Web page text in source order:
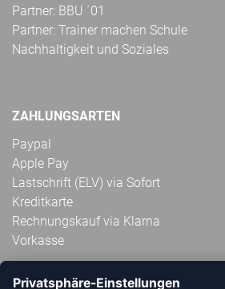
Partner: BBU ´01
Partner: Trainer machen Schule
Nachhaltigkeit und Soziales
ZAHLUNGSARTEN
Paypal
Apple Pay
Lastschrift (ELV) via Sofort
Kreditkarte
Rechnungskauf via Klarna
Vorkasse